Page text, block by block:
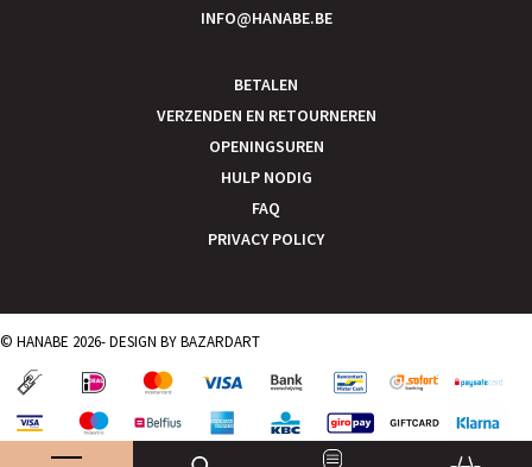
INFO@HANABE.BE
BETALEN
VERZENDEN EN RETOURNEREN
OPENINGSUREN
HULP NODIG
FAQ
PRIVACY POLICY
© HANABE 2026- DESIGN BYBAZARDART